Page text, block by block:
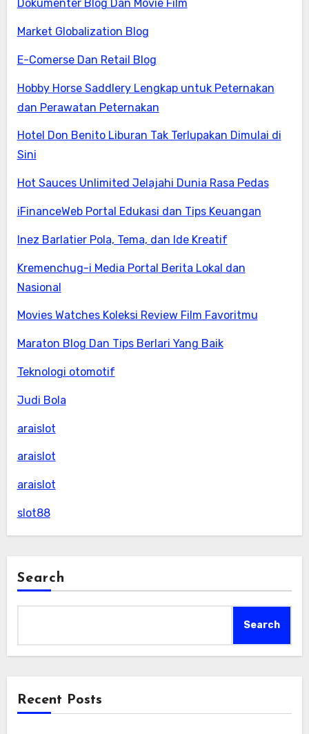
Dokumenter Blog Dan Movie Film
Market Globalization Blog
E-Comerse Dan Retail Blog
Hobby Horse Saddlery Lengkap untuk Peternakan
dan Perawatan Peternakan
Hotel Don Benito Liburan Tak Terlupakan Dimulai di
Sini
Hot Sauces Unlimited Jelajahi Dunia Rasa Pedas
iFinanceWeb Portal Edukasi dan Tips Keuangan
Inez Barlatier Pola, Tema, dan Ide Kreatif
Kremenchug-i Media Portal Berita Lokal dan
Nasional
Movies Watches Koleksi Review Film Favoritmu
Maraton Blog Dan Tips Berlari Yang Baik
Teknologi otomotif
Judi Bola
araislot
araislot
araislot
slot88
Search
Search
Recent Posts